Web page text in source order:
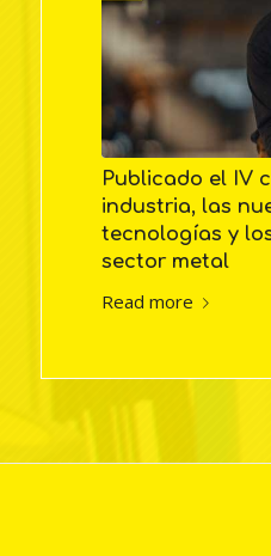
Publicado el IV
industria, las
tecnologías y
sector metal
Read more